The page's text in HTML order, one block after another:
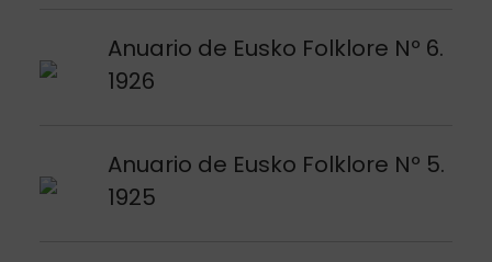
Anuario de Eusko Folklore Nº 6.
1926
Argitalpena ikusi
Anuario de Eusko Folklore Nº 5.
1925
Argitalpena ikusi